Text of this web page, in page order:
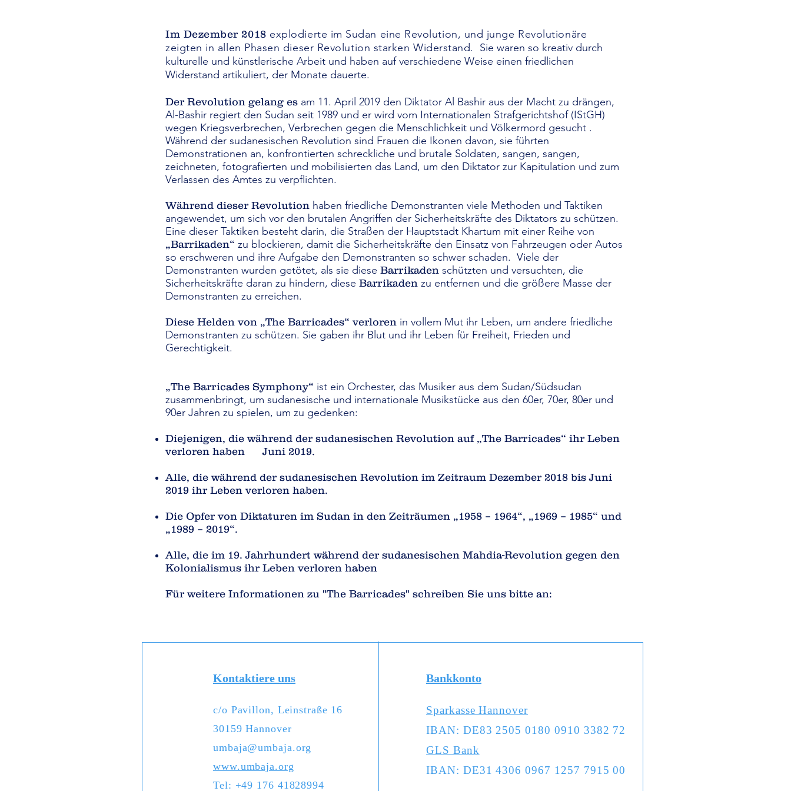
Im Dezember 2018 explodierte im Sudan eine Revolution, und junge Revolutionäre
zeigten in allen Phasen dieser Revolution starken Widerstand.
Sie waren so kreativ durch
kulturelle und künstlerische Arbeit und haben auf verschiedene Weise einen friedlichen
Widerstand artikuliert, der Monate dauerte.
Der Revolution gelang es am 11. April 2019 den Diktator Al Bashir aus der Macht zu drängen,
Al-Bashir regiert den Sudan seit 1989 und er wird vom Internationalen Strafgerichtshof (IStGH)
wegen Kriegsverbrechen, Verbrechen gegen die Menschlichkeit und Völkermord gesucht .
Während der sudanesischen Revolution sind Frauen die Ikonen davon, sie führten
Demonstrationen an, konfrontierten schreckliche und brutale Soldaten, sangen, sangen,
zeichneten, fotografierten und mobilisierten das Land, um den Diktator zur Kapitulation und zum
Verlassen des Amtes zu verpflichten.
Während dieser Revolution haben friedliche Demonstranten viele Methoden und Taktiken
angewendet, um sich vor den brutalen Angriffen der Sicherheitskräfte des Diktators zu schützen.
Eine dieser Taktiken besteht darin, die Straßen der Hauptstadt Khartum mit einer Reihe von
„Barrikaden“ zu blockieren, damit die Sicherheitskräfte den Einsatz von Fahrzeugen oder Autos
so erschweren und ihre Aufgabe den Demonstranten so schwer schaden. Viele der
Demonstranten wurden getötet, als sie diese Barrikaden schützten und versuchten, die
Sicherheitskräfte daran zu hindern, diese Barrikaden zu entfernen und die größere Masse der
Demonstranten zu erreichen.
Diese Helden von „The Barricades“ verloren in vollem Mut ihr Leben, um andere friedliche
Demonstranten zu schützen. Sie gaben ihr Blut und ihr Leben für Freiheit, Frieden und
Gerechtigkeit.
„The Barricades Symphony“ ist ein Orchester, das Musiker aus dem Sudan/Südsudan
zusammenbringt, um sudanesische und internationale Musikstücke aus den 60er, 70er, 80er und
90er Jahren zu spielen, um zu gedenken:
Diejenigen, die während der sudanesischen Revolution auf „The Barricades“ ihr Leben
verloren haben
Juni 2019.
Alle, die während der sudanesischen Revolution im Zeitraum Dezember 2018 bis Juni
2019 ihr Leben verloren haben.
Die Opfer von Diktaturen im Sudan in den Zeiträumen „1958 – 1964“, „1969 – 1985“ und
„1989 – 2019“.
Alle, die im 19. Jahrhundert während der sudanesischen Mahdia-Revolution gegen den
Kolonialismus ihr Leben verloren haben
Für weitere Informationen zu "The Barricades" schreiben Sie uns bitte an:
Kontaktiere uns Bankkonto
c/o Pavillon, Leinstraße 16
30159 Hannover
umbaja@umbaja.org
www.umbaja.org
Tel: +49 176 41828994
Sparkasse Hannover
IBAN: DE83 2505 0180 0910 3382 72
GLS Bank
IBAN: DE31 4306 0967 1257 7915 00